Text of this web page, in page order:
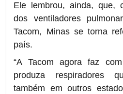
Ele lembrou, ainda, que,
dos ventiladores
Tacom, Minas se torna
país.
“A Tacom agora faz
produza respiradores
também em outros